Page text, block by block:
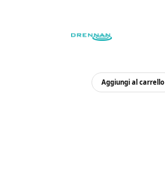
Aggiungi al carrello